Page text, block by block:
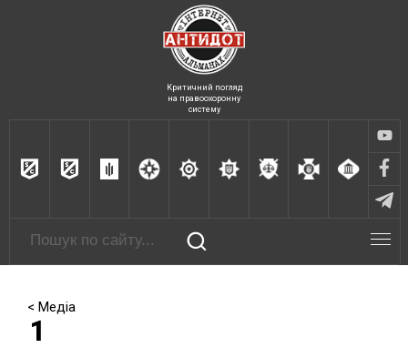
Критичний погляд
на правоохоронну
систему
< Медіа
1